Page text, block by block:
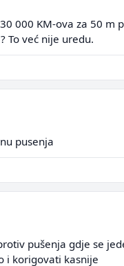
000 KM-ova za 50 m
To već nije uredu.
pusenja
pušenja gdje se
i korigovati kasnije